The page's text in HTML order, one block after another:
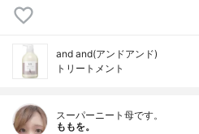
and and(アンドアンド)
トリートメント
スーパーニート母です。
ももを。